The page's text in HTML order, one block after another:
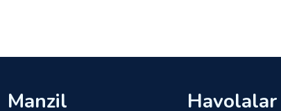
Manzil Havolalar